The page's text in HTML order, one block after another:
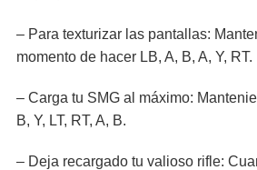
– Para texturizar las pantallas:
momento de hacer LB, A, B, A, Y, RT.
– Carga tu SMG al máximo:
B, Y, LT, RT, A, B.
– Deja recargado tu valioso rifle: